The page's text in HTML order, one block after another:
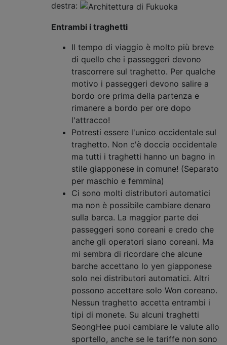
destra:
Entrambi i traghetti
Il tempo di viaggio è molto più breve
di quello che i passeggeri devono
trascorrere sul traghetto. Per qualche
motivo i passeggeri devono salire a
bordo ore prima della partenza e
rimanere a bordo per ore dopo
l'attracco!
Potresti essere l'unico occidentale sul
traghetto. Non c'è doccia occidentale
ma tutti i traghetti hanno un bagno in
stile giapponese in comune! (Separato
per maschio e femmina)
Ci sono molti distributori automatici
ma non è possibile cambiare denaro
sulla barca. La maggior parte dei
passeggeri sono coreani e credo che
anche gli operatori siano coreani. Ma
mi sembra di ricordare che alcune
barche accettano lo yen giapponese
solo nei distributori automatici. Altri
possono accettare solo Won coreano.
Nessun traghetto accetta entrambi i
tipi di monete. Su alcuni traghetti
SeongHee puoi cambiare le valute allo
sportello, anche se le tariffe non sono